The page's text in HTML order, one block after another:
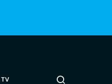
TV